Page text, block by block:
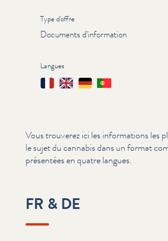
Type d'offre
Documents d'information
Langues
FrançaisEnglishDeutschPortuguês
Vous trouverez ici les infor­ma­tions les
le sujet du cannabis dans un format
présentées en quatre langues.
FR & DE